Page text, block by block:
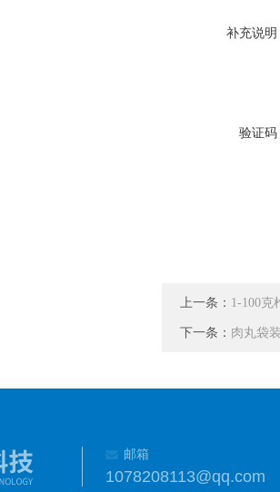
补充说明
验证码
上一条： 1-100克
下一条： 肉丸袋
邮箱
1078208113@qq.com